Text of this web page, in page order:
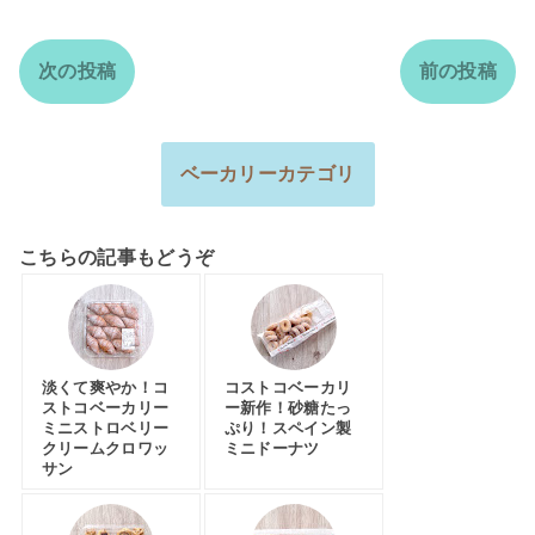
次の投稿 前の投稿
ベーカリーカテゴリ
こちらの記事もどうぞ
淡くて爽やか！コ
ストコベーカリー
ミニストロベリー
クリームクロワッ
サン
コストコベーカリ
ー新作！砂糖たっ
ぷり！スペイン製
ミニドーナツ